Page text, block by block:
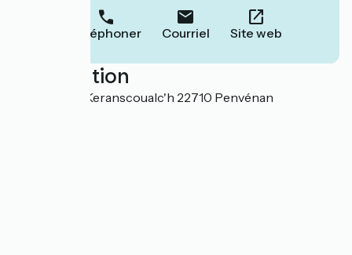
Téléphoner Courriel Site web
Localisation
12 bis rue de Keranscoualc'h 22710 Penvénan